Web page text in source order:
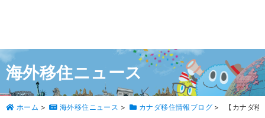
海外移住ニュース
ホーム > 海外移住ニュース > カナダ移住情報ブログ > 【カナダ